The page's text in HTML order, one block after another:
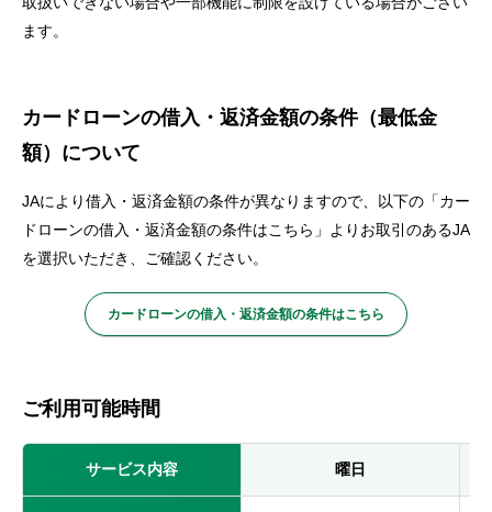
ます。
カードローンの借入・返済金額の条件（最低金
額）について
JAにより借入・返済金額の条件が異なりますので、以下の「カー
ドローンの借入・返済金額の条件はこちら」よりお取引のあるJA
を選択いただき、ご確認ください。
カードローンの借入・返済金額の条件はこちら
ご利用可能時間
サービス内容 曜日